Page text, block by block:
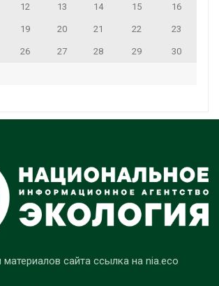
12 13 14 15 16
19 20 21 22 23
26 27 28 29 30
сайта ссылка на nia.eco